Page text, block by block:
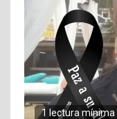
1 lectura mínima